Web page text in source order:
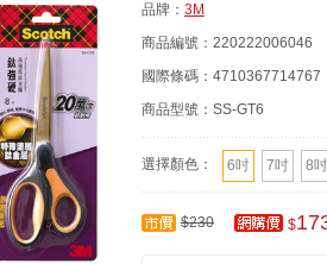
品牌： 3M
商品編號： 220222006046
國際條碼： 4710367714767
商品型號： SS-GT6
選擇顏色： 6吋 7吋 8吋
$230 $